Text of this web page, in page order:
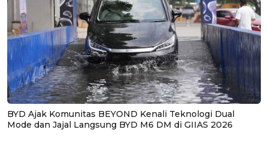
BYD Ajak Komunitas BEYOND Kenali Teknologi Dual
Mode dan Jajal Langsung BYD M6 DM di GIIAS 2026